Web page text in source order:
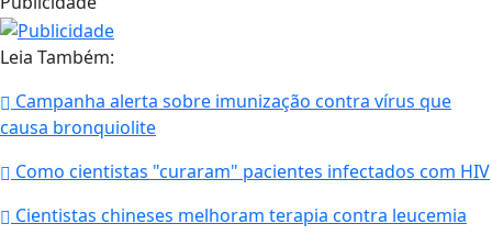
Leia Também:
Campanha alerta sobre imunização contra vírus que
causa bronquiolite
Como cientistas "curaram" pacientes infectados com HIV
Cientistas chineses melhoram terapia contra leucemia